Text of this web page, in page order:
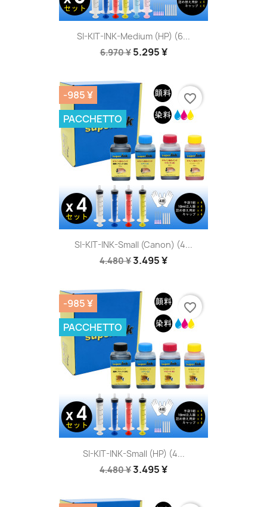
SI-KIT-INK-Medium (HP) (6...
6.970 ¥ 5.295 ¥
SI-KIT-INK-Small (Canon) (4...
4.480 ¥3.495 ¥
-985 ¥
PACCHETTO
favorite_border
SI-KIT-INK-Small (HP) (4...
4.480 ¥3.495 ¥
-985 ¥
PACCHETTO
favorite_border